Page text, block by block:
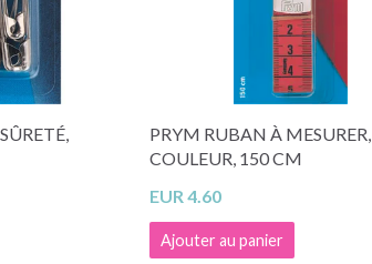
PRYM RUBAN À MESURER,
COULEUR, 150 CM
EUR 4.60
Ajouter au panier